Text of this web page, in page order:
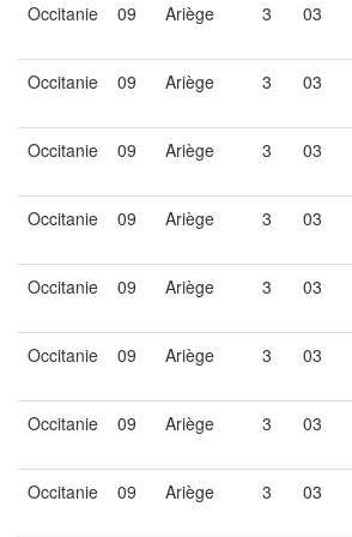
Occitanie 09 Ariège 3 03
Occitanie 09 Ariège 3 03
Occitanie 09 Ariège 3 03
Occitanie 09 Ariège 3 03
Occitanie 09 Ariège 3 03
Occitanie 09 Ariège 3 03
Occitanie 09 Ariège 3 03
Occitanie 09 Ariège 3 03